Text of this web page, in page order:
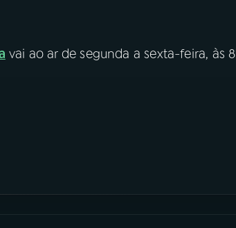
vai ao ar de segunda a sexta-feira, às